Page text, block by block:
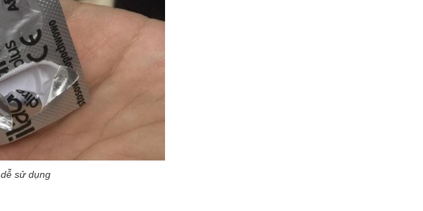
sử dụng